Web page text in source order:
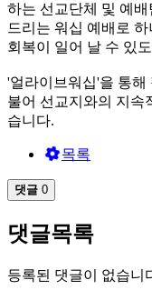
하는 선교단체 및 예
드리는 워십 예배로
회복이 일어 날 수 있
'얼라이브워십'을 통해
불어 선교지와의 지속
습니다.
목록
댓글 0
댓글목록
등록된 댓글이 없습니